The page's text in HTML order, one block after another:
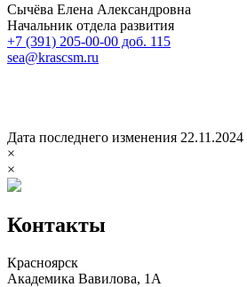
Сычёва Елена Александровна
Начальник отдела развития
+7 (391) 205-00-00 доб. 115
sea@krascsm.ru
Дата последнего изменения 22.11.2024
×
×
Контакты
Красноярск
Академика Вавилова, 1А